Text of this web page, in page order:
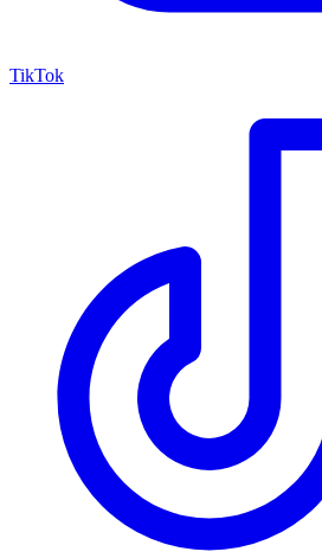
TikTok